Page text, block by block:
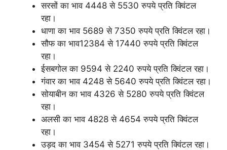
सरसों का भाव 4448 से 5530 रुपये प्रति क्विंटल
रहा।
धाणा का भाव 5689 से 7350 रुपये प्रति क्विंटल रहा।
सौफ का भाव12384 से 17440 रुपये प्रति क्विंटल
रहा।
ईसबगोल का 9594 से 2240 रुपये प्रति क्विंटल रहा।
गंवार का भाव 4248 से 5640 रुपये प्रति क्विंटल रहा।
सोयाबीन का भाव 4326 से 5280 रुपये प्रति क्विंटल
रहा।
अलसी का भाव 4828 से 4654 रुपये प्रति क्विंटल
रहा।
उड़द का भाव 3454 से 5271 रुपये प्रति क्विंटल रहा।